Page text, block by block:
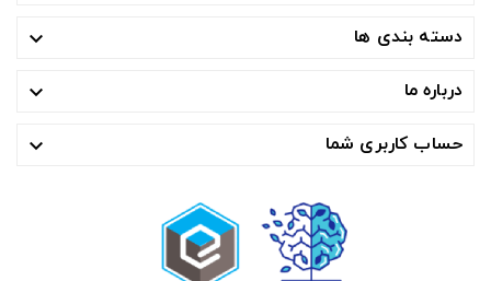
دسته بندی ها 
درباره ما 
حساب کاربری شما 